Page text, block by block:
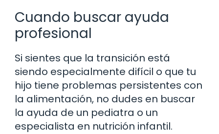
Cuando buscar ayuda
profesional
Si sientes que la transición está
siendo especialmente difícil o que tu
hijo tiene problemas persistentes con
la alimentación, no dudes en buscar
la ayuda de un pediatra o un
especialista en nutrición infantil.